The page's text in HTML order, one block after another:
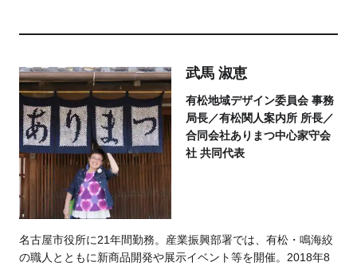
武馬 淑恵
有松地域デザイン委員会 事務
局長／有松関人案内所 所長／
合同会社ありまつ中心家守会
社 共同代表
名古屋市役所に21年間勤務。産業振興部署では、有松・鳴海絞
の職人とともに新商品開発や展示イベント等を開催。 2018年8